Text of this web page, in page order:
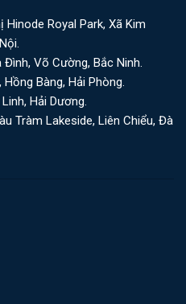
Hinode Royal Park, Xã Kim
Đình, Võ Cường, Bắc Ninh.
Bàng, Hải Phòng.
Hải Dương.
Tràm Lakeside, Liên Chiểu, Đà